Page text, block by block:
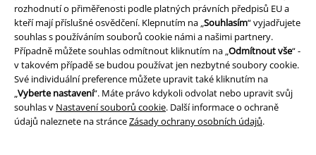
rozhodnutí o přiměřenosti podle platných právních předpisů EU a
kteří mají příslušné osvědčení. Klepnutím na „Souhlasím“ vyjadřujete
souhlas s používáním souborů cookie námi a našimi partnery.
Případně můžete souhlas odmítnout kliknutím na „Odmítnout vše“ -
v takovém případě se budou používat jen nezbytné soubory cookie.
Své individuální preference můžete upravit také kliknutím na
„Vyberte nastavení“. Máte právo kdykoli odvolat nebo upravit svůj
souhlas v Nastavení souborů cookie. Další informace o ochraně
údajů naleznete na stránceZásady ochrany osobních údajů.
Likvidace odpadu a ochrana životního prostředí
Prohlášení o shodě
Informace o přístupnosti
Nastavení souborů cookie